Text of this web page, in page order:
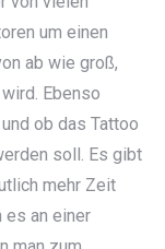
um einen
ab wie groß,
Ebenso
ob das Tattoo
soll. Es gibt
mehr Zeit
es an einer